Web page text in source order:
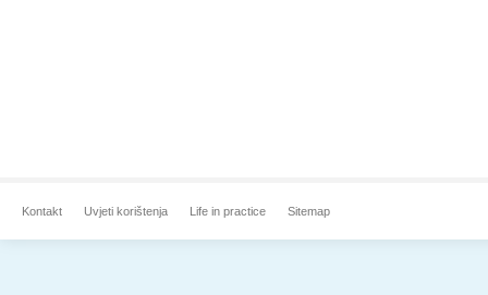
Kontakt Uvjeti korištenja Life in practice Sitemap